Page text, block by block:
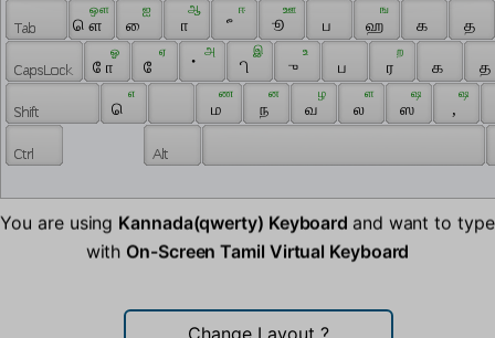
ௌ
ஔ
ை
ஐ
ா
ஆ
ீ
ஈ
ூ
ஊ
ப ஹ
ங
க த
ோ
ஓ
ே
ஏ அ
ி
இ
ு
உ
ப ர
ற
க த
ெ
எ
ம
ண
ந
ன
வ
ழ
ல
ள
ஸ
ஷ
,
ஷ
You are using Kannada(qwerty) Keyboard and want to type
with On-Screen Tamil Virtual Keyboard
Change Layout ?